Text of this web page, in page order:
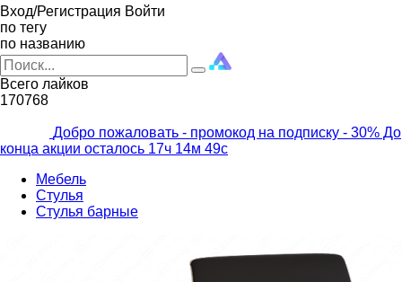
Вход/Регистрация Войти
по тегу
по названию
Всего лайков
170768
Добро пожаловать - промокод на подписку - 30% До
конца акции осталось 17ч 14м 48с
Мебель
Стулья
Стулья барные